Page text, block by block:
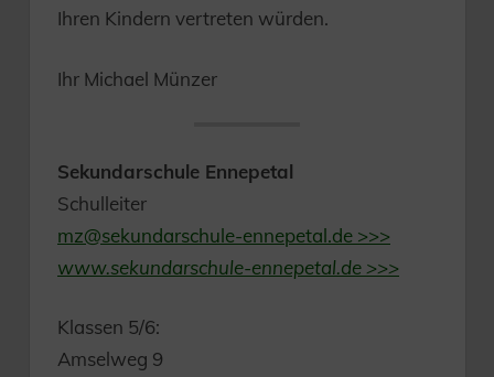
Ihren Kindern vertreten würden.
Ihr Michael Münzer
Sekundarschule Ennepetal
Schulleiter
mz@sekundarschule-ennepetal.de >>>
www.sekundarschule-ennepetal.de >>>
Klassen 5/6:
Amselweg 9